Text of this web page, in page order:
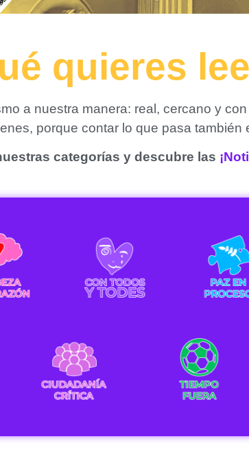
quieres
a nuestra manera: real, cercano y
porque contar lo que pasa también
categorías y descubre las